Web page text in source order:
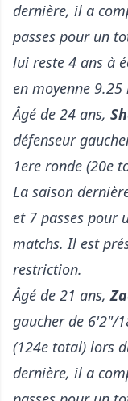
dernière, il a
passes pour un
lui reste 4 ans à
en moyenne
Âgé de 24 ans,
défenseur
1ere ronde (20e
La saison
et 7 passes pour
matchs. Il est
restriction.
Âgé de 21 ans,
gaucher de 6'2"/
(124e total) lors
dernière, il a